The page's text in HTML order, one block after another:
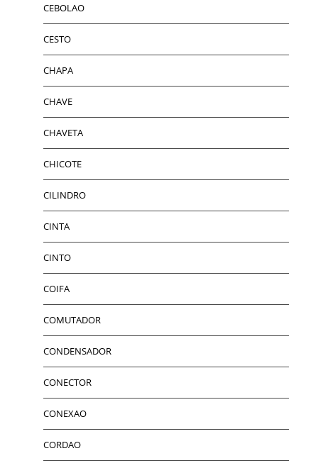
CEBOLAO
CESTO
CHAPA
CHAVE
CHAVETA
CHICOTE
CILINDRO
CINTA
CINTO
COIFA
COMUTADOR
CONDENSADOR
CONECTOR
CONEXAO
CORDAO